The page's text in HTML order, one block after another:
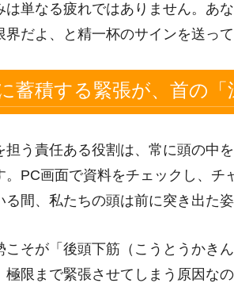
は単なる疲れではありません。あ
界だよ、と精一杯のサインを送っ
蓄積する緊張が、首の
担う責任ある役割は、常に頭の中
。PC画面で資料をチェックし、
間、私たちの頭は前に突き出た姿
こそが「後頭下筋（こうとうかき
極限まで緊張させてしまう原因な